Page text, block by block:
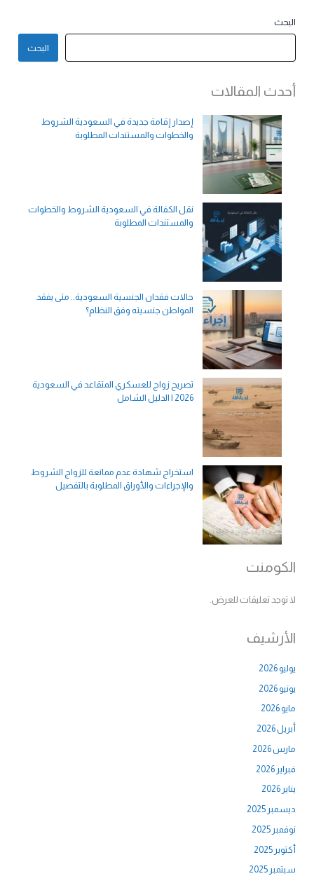
البحث
البحث
أحدث المقالات
إصدار إقامة جديدة في السعودية الشروط
والخطوات والمستندات المطلوبة
نقل الكفالة في السعودية الشروط والخطوات
والمستندات المطلوبة
حالات فقدان الجنسية السعودية.. متى يفقد
المواطن جنسيته وفق النظام؟
تصريح زواج للعسكري المتقاعد في السعودية
2026 | الدليل الشامل
استخراج شهادة عدم ممانعة للزواج الشروط
والإجراءات والأوراق المطلوبة بالتفصيل
الكومنت
لا توجد تعليقات للعرض.
الأرشيف
يوليو 2026
يونيو 2026
مايو 2026
أبريل 2026
مارس 2026
فبراير 2026
يناير 2026
ديسمبر 2025
نوفمبر 2025
أكتوبر 2025
سبتمبر 2025